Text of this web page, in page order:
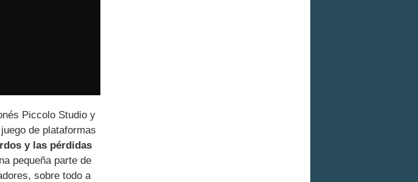
Piccolo Studio y
de plataformas
y las pérdidas
pequeña parte de
sobre todo a